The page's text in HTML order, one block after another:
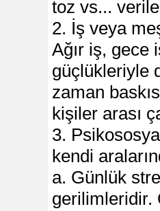
toz vs...
2. İş veya
Ağır iş, gece
güçlükleriyle
zaman
kişiler arası
3.
kendi
a. Günlük
gerilimleridir.